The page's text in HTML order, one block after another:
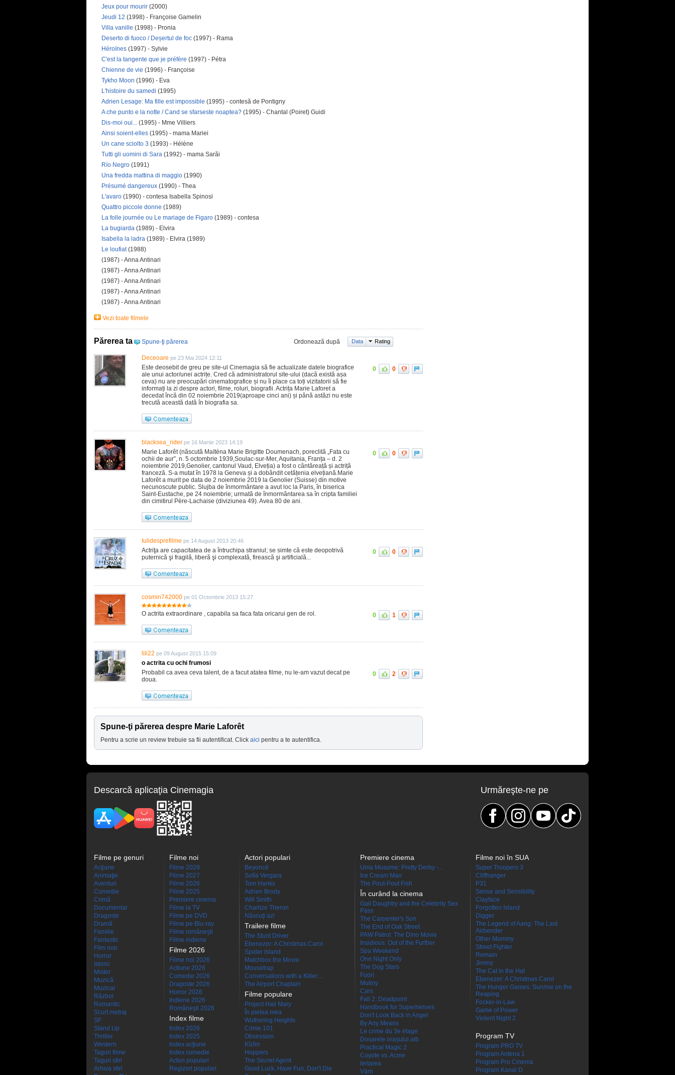
Jeux pour mourir (2000)
Jeudi 12 (1998) - Françoise Gamelin
Villa vanille (1998) - Pronia
Deserto di fuoco / Deșertul de foc (1997) - Rama
Héroïnes (1997) - Sylvie
C'est la tangente que je préfère (1997) - Pétra
Chienne de vie (1996) - Françoise
Tykho Moon (1996) - Eva
L'histoire du samedi (1995)
Adrien Lesage: Ma fille est impossible (1995) - contesă de Pontigny
A che punto e la notte / Cand se sfarseste noaptea? (1995) - Chantal (Poiret) Guidi
Dis-moi oui... (1995) - Mme Villiers
Ainsi soient-elles (1995) - mama Mariei
Un cane sciolto 3 (1993) - Hélène
Tutti gli uomini di Sara (1992) - mama Sarăi
Río Negro (1991)
Una fredda mattina di maggio (1990)
Présumé dangereux (1990) - Thea
L'avaro (1990) - contesa Isabella Spinosi
Quattro piccole donne (1989)
La folle journée ou Le mariage de Figaro (1989) - contesa
La bugiarda (1989) - Elvira
Isabella la ladra (1989) - Elvira (1989)
Le loufiat(1988)
(1987) - Anna Antinari
(1987) - Anna Antinari
(1987) - Anna Antinari
(1987) - Anna Antinari
(1987) - Anna Antinari
Vezi toate filmele
Părerea ta Spune-ţi părerea Ordonează după Data Rating
Deceoare pe 23 Mai 2024 12:11
Este deosebit de greu pe site-ul Cinemagia să fie actualizate datele biografice
ale unui actor/unei actrițe. Cred că administratorul site-ului (dacă există așa
ceva) nu are preocupări cinematografice și nu îi place ca toți vizitatorii să fie
informați la zi despre actori, filme, roluri, biografii. Actrița Marie Laforet a
decedat încă din 02 noiembrie 2019(aproape cinci ani) și până astăzi nu este
trecută această dată în biografia sa.
0 0
blacksea_rider pe 16 Martie 2023 14:19
Marie Laforêt (născută Maïténa Marie Brigitte Doumenach, poreclită „Fata cu
ochii de aur”, n. 5 octombrie 1939,Soulac-sur-Mer, Aquitania, Franța – d. 2
noiembrie 2019,Genolier, cantonul Vaud, Elveția) a fost o cântăreață și actriță
franceză. S-a mutat în 1978 la Geneva și a dobândit cetățenia elvețiană.Marie
Laforêt a murit pe data de 2 noiembrie 2019 la Genolier (Suisse) din motive
necunoscute public. Slujba de înmormântare a avut loc la Paris, în biserica
Saint-Eustache, pe 24 noiembrie; urmată de înmormântarea sa în cripta familiei
din cimitirul Père-Lachaise (diviziunea 49). Avea 80 de ani.
0 0
Iulidesprefilme pe 14 August 2013 20:46
Actriţa are capacitatea de a întruchipa straniul; se simte că este deopotrivă
puternică şi fragilă, liberă şi complexată, firească şi artificială...
0 0
cosmin742000 pe 01 Octombrie 2013 15:27
O actrita extraordinare , capabila sa faca fata oricarui gen de rol. 0 1
lili22 pe 09 August 2015 15:09
o actrita cu ochi frumosi
Probabil ca avea ceva talent, de a facut atatea filme, nu le-am vazut decat pe
doua.
0 2
Spune-ţi părerea despre Marie Laforêt
Pentru a scrie un review trebuie sa fii autentificat. Click aici pentru a te autentifica.
Descarcă aplicaţia Cinemagia Urmăreşte-ne pe
Filme pe genuri
Acţiune
Animaţie
Aventuri
Comedie
Crimă
Documentar
Dragoste
Dramă
Familie
Fantastic
Film noir
Horror
Istoric
Mister
Muzică
Muzical
Război
Romantic
Scurt metraj
SF
Stand Up
Thriller
Western
Taguri filme
Taguri stiri
Arhiva stiri
Filme noi
Filme 2028
Filme 2027
Filme 2026
Filme 2025
Premiere cinema
Filme la TV
Filme pe DVD
Filme pe Blu-ray
Filme româneşti
Filme indiene
Filme 2026
Filme noi 2026
Actiune 2026
Comedie 2026
Dragoste 2026
Horror 2026
Indiene 2026
Româneşti 2026
Index filme
Index 2026
Index 2025
Index acţiune
Index comedie
Actori populari
Regizori populari
Actori populari
Beyoncé
Sofía Vergara
Tom Hanks
Adrien Brody
Will Smith
Charlize Theron
Născuţi azi
Trailere filme
The Stunt Driver
Ebenezer: A Christmas Carol
Spider Island
Matchbox the Movie
Mousetrap
Conversations with a Killer:...
The Airport Chaplain
Filme populare
Project Hail Mary
În pielea mea
Wuthering Heights
Crime 101
Obsession
Kîzîm
Hoppers
The Secret Agent
Good Luck, Have Fun, Don't Die
Premiere cinema
Uma Musume: Pretty Derby -...
Ice Cream Man
The Pout-Pout Fish
În curând la cinema
Gail Daughtry and the Celebrity Sex
Pass
The Carpenter's Son
The End of Oak Street
PAW Patrol: The Dino Movie
Insidious: Out of the Further
Spa Weekend
One Night Only
The Dog Stars
Fuori
Mutiny
Cars
Fall 2: Deadpoint
Handbook for Superheroes
Don't Look Back in Anger
By Any Means
Le crime du 3e étage
Dosarele orașului alb
Practical Magic 2
Coyote vs. Acme
Iertarea
Värn
Filme noi în SUA
Super Troopers 3
Cliffhanger
P31
Sense and Sensibility
Clayface
Forgotten Island
Digger
The Legend of Aang: The Last
Airbender
Other Mommy
Street Fighter
Remain
Jimmy
The Cat in the Hat
Ebenezer: A Christmas Carol
The Hunger Games: Sunrise on the
Reaping
Focker-in-Law
Game of Power
Violent Night 2
Program TV
Program PRO TV
Program Antena 1
Program Pro Cinema
Program Kanal D